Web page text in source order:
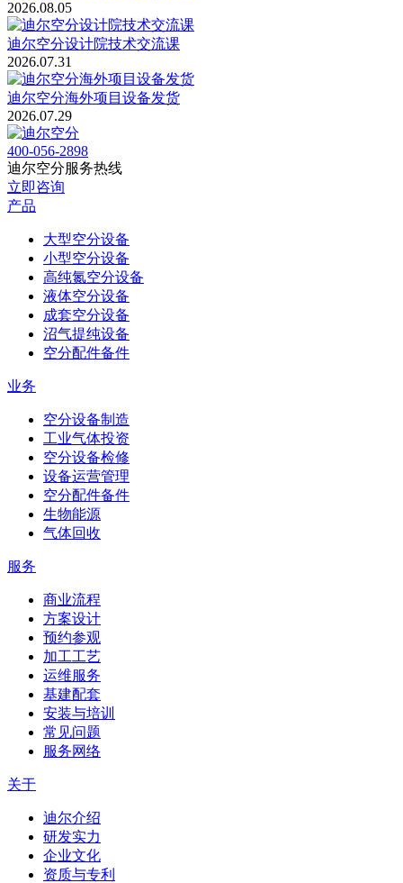
2026.08.05
迪尔空分设计院技术交流课
2026.07.31
迪尔空分海外项目设备发货
2026.07.29
400-056-2898
迪尔空分服务热线
立即咨询
产品
大型空分设备
小型空分设备
高纯氮空分设备
液体空分设备
成套空分设备
沼气提纯设备
空分配件备件
业务
空分设备制造
工业气体投资
空分设备检修
设备运营管理
空分配件备件
生物能源
气体回收
服务
商业流程
方案设计
预约参观
加工工艺
运维服务
基建配套
安装与培训
常见问题
服务网络
关于
迪尔介绍
研发实力
企业文化
资质与专利